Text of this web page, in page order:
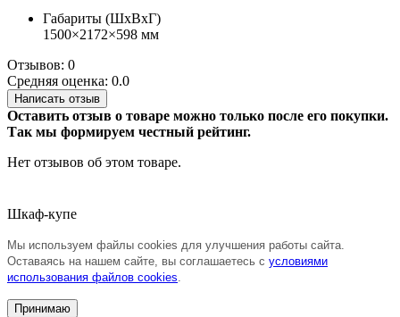
Габариты (ШхВхГ)
1500×2172×598 мм
Отзывов: 0
Средняя оценка: 0.0
Написать отзыв
Оставить отзыв о товаре можно только после его покупки.
Так мы формируем честный рейтинг.
Нет отзывов об этом товаре.
Шкаф-купе
Мы используем файлы cookies для улучшения работы сайта.
Оставаясь на нашем сайте, вы соглашаетесь с условиями
использования файлов cookies.
Принимаю